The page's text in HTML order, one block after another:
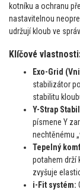
kotníku a ochranu
nastavitelnou
udržují kloub ve
Klíčové
Exo-Grid
stabilizátor
stabilitu
Y-Strap
písmene Y
nechtěnému
Tepelný
potahem drží
zvyšuje
i-Fit systém: